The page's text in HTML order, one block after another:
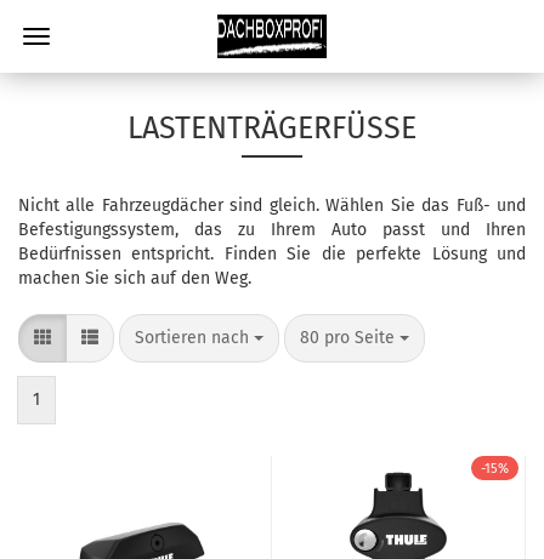
LASTENTRÄGERFÜSSE
Nicht alle Fahrzeugdächer sind gleich. Wählen Sie das Fuß- und
Befestigungssystem, das zu Ihrem Auto passt und Ihren
Bedürfnissen entspricht. Finden Sie die perfekte Lösung und
machen Sie sich auf den Weg.
Sortieren nach 80 pro Seite
1
-15%